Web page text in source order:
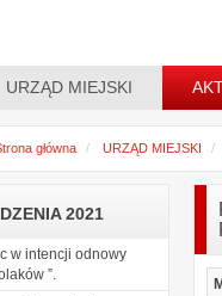
URZĄD MIEJSKI
główna URZĄD MIEJSKI
2021
w intencji odnowy
”.